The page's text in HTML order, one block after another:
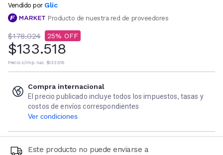
Vendido por Glic
Producto de nuestra red de proveedores
$178.024 25
$133.518
Precio s/imp. nac. $133.518
Compra internacional
El precio publicado incluye todos los impuestos, tasas y
costos de envíos correspondientes
Ver condiciones
Este producto no puede enviarse a